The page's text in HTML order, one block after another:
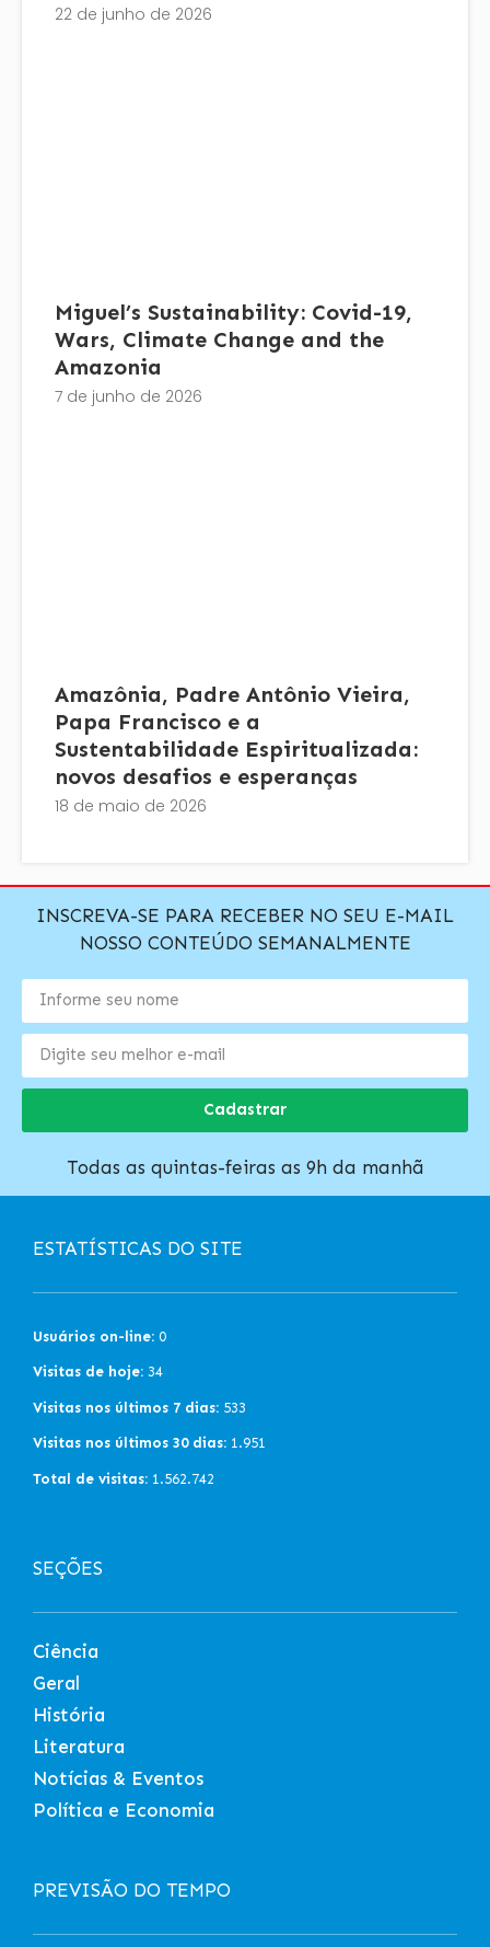
22 de junho de 2026
Miguel’s Sustainability: Covid-19,
Wars, Climate Change and the
Amazonia
7 de junho de 2026
Amazônia, Padre Antônio Vieira,
Papa Francisco e a
Sustentabilidade Espiritualizada:
novos desafios e esperanças
18 de maio de 2026
INSCREVA-SE PARA RECEBER NO SEU E-MAIL
NOSSO CONTEÚDO SEMANALMENTE
Cadastrar
Todas as quintas-feiras as 9h da manhã
ESTATÍSTICAS DO SITE
Usuários on-line: 0
Visitas de hoje: 34
Visitas nos últimos 7 dias: 533
Visitas nos últimos 30 dias: 1.951
Total de visitas: 1.562.742
SEÇÕES
Ciência
Geral
História
Literatura
Notícias & Eventos
Política e Economia
PREVISÃO DO TEMPO